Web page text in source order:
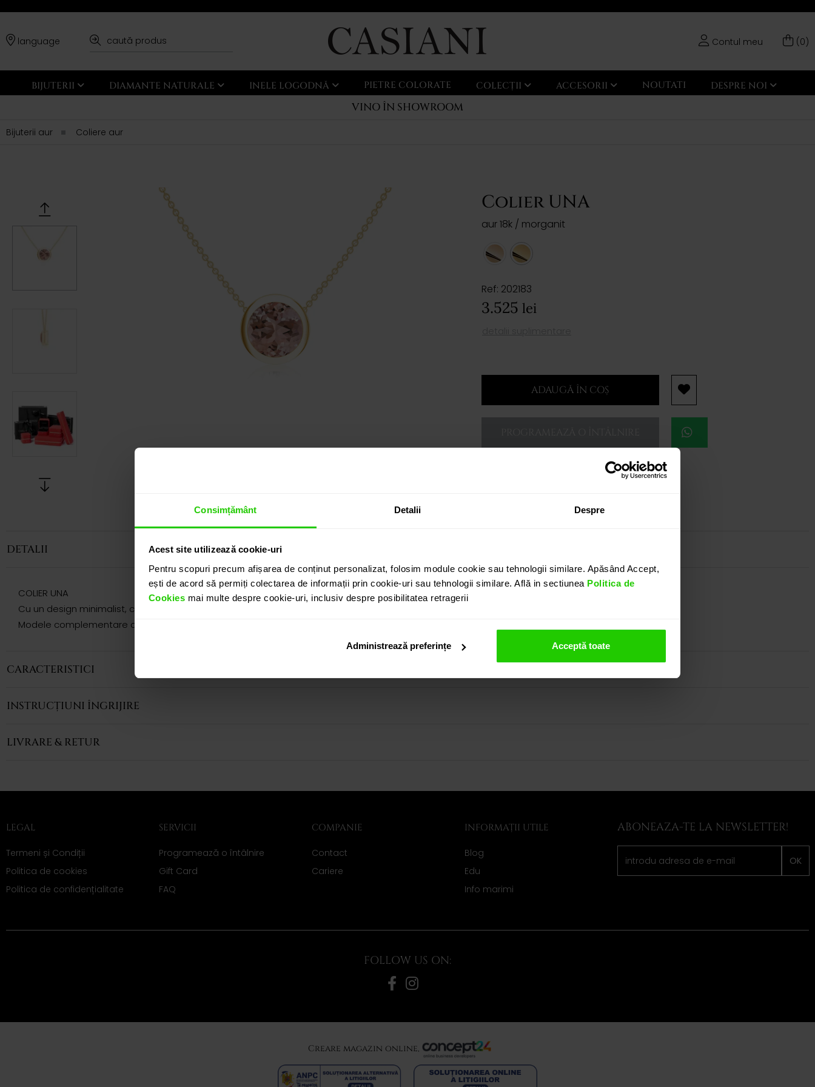
Consimțământ Detalii Despre
Acest site utilizează cookie-uri
Pentru scopuri precum afișarea de conținut personalizat, folosim module cookie sau tehnologii similare. Apăsând Accept,
ești de acord să permiți colectarea de informații prin cookie-uri sau tehnologii similare. Află in sectiunea Politica de
Cookies mai multe despre cookie-uri, inclusiv despre posibilitatea retragerii
Administrează preferințe Acceptă toate
language Contul meu (0)
BIJUTERII DIAMANTE NATURALE INELE LOGODNĂ PIETRE COLORATE COLECȚII ACCESORII NOUTATI DESPRE NOI
VINO ÎN SHOWROOM
Bijuterii aur Coliere aur
Colier UNA
aur 18k / morganit
Ref: 202183
3.525 lei
ADAUGĂ ÎN COȘ
DETALII
COLIER UNA
Cu un design minimalist, colierul CASIANI UNA prezinta un morganit cu taietura rotunda incastrat in aur galben de 18k. O bijuterie discreta si eleganta.
Modele complementare acestui produs puteti regasi atat in colectia prezentata pe site cat si vizitand showroom-ul nostru.
CARACTERISTICI
INSTRUCȚIUNI ÎNGRIJIRE
LIVRARE & RETUR
LEGAL
Termeni și Condiții
Politica de cookies
Politica de confidențialitate
SERVICII
Programează o întâlnire
Gift Card
FAQ
COMPANIE
Contact
Cariere
INFORMAȚII UTILE
Blog
Edu
Info marimi
ABONEAZA-TE LA NEWSLETTER!
OK
FOLLOW US ON:
Creare magazin online,